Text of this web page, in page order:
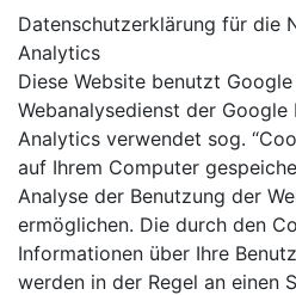
Datenschutzerklärung für die
Analytics
Diese Website benutzt
Webanalysedienst der Google
Analytics verwendet sog.
auf Ihrem Computer
Analyse der Benutzung der
ermöglichen. Die durch den
Informationen über Ihre
werden in der Regel an einen